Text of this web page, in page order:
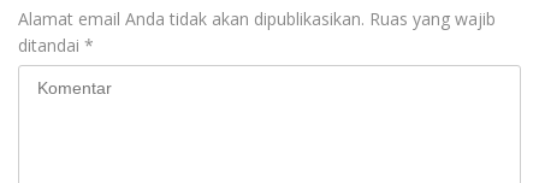
Alamat email Anda tidak akan dipublikasikan. Ruas yang wajib
ditandai *